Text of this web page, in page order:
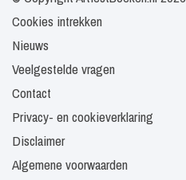
Cookies intrekken
Nieuws
Veelgestelde vragen
Contact
Privacy- en cookieverklaring
Disclaimer
Algemene voorwaarden